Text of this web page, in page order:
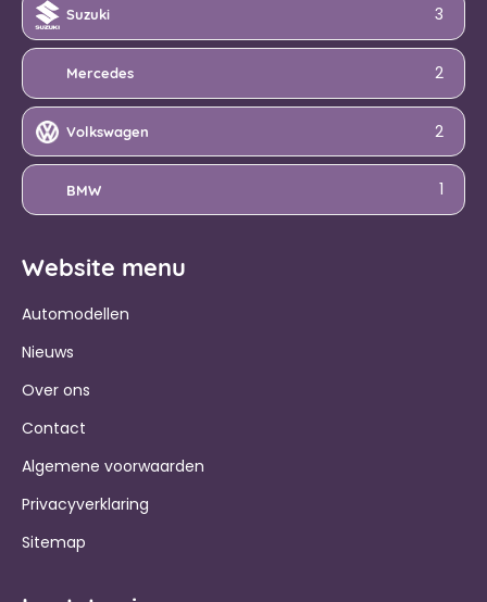
Suzuki 3
Mercedes 2
Volkswagen 2
BMW 1
Website menu
Automodellen
Nieuws
Over ons
Contact
Algemene voorwaarden
Privacyverklaring
Sitemap